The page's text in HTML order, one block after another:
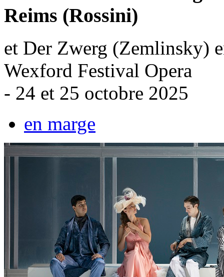
Reims (Rossini)
et Der Zwerg (Zemlinsky)
Wexford Festival Opera
- 24 et 25 octobre 2025
en marge